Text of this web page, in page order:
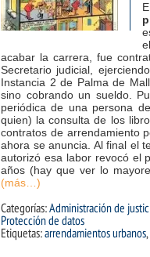
acabar la carrera, fue
Secretario judicial,
Instancia 2 de Palma de
sino cobrando un sueldo.
periódica de una persona
quien) la consulta de los
contratos de arrendamiento
ahora se anuncia. Al final el
autorizó esa labor revocó el
años (hay que ver lo
(más…)
Categorías:Administración de
Protección de datos
Etiquetas:arrendamientos urbanos,